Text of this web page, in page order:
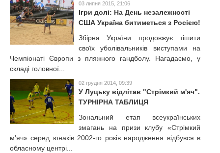
03 липня 2015, 21:06
Ігри долі: На День незалежності
США Україна битиметься з Росією!
Збірна України продовжує тішити
своїх уболівальників виступами на
Чемпіонаті Європи з пляжного гандболу. Нагадаємо, у
складі головної...
02 грудня 2014, 09:39
У Луцьку відлітав "Стрімкий м'яч".
ТУРНІРНА ТАБЛИЦЯ
Зональний етап всеукраїнських
змагань на призи клубу «Стрімкий
м’яч» серед юнаків 2002-го років народження відбувся в
обласному центрі...